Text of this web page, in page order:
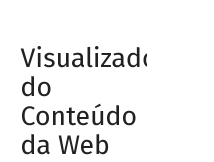
Visualizador
do
Conteúdo
da Web